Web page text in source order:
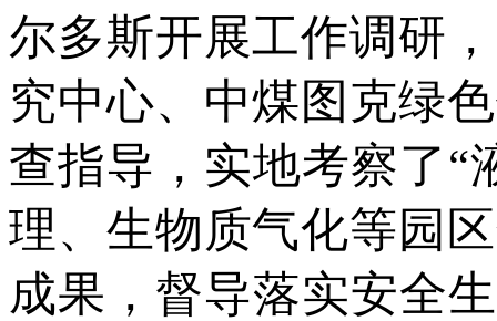
尔多斯开展工作调研
究中心、中煤图克绿
查指导，实地考察了“
理、生物质气化等园
成果，督导落实安全